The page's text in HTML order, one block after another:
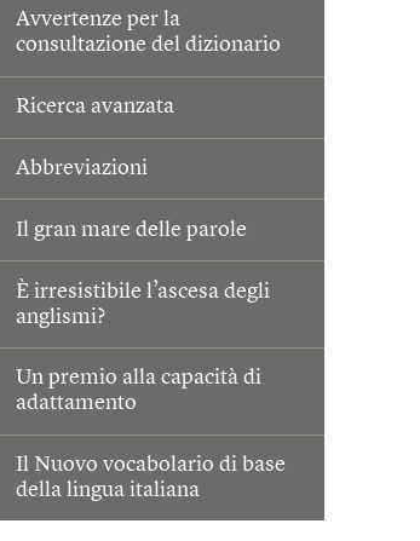
Avvertenze per la
consultazione del dizionario
Ricerca avanzata
Abbreviazioni
Il gran mare delle parole
È irresistibile l’ascesa degli
anglismi?
Un premio alla capacità di
adattamento
Il Nuovo vocabolario di base
della lingua italiana